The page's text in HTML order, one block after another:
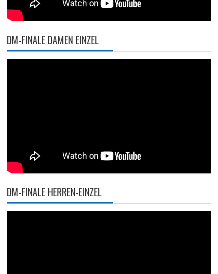
DM-FINALE DAMEN EINZEL
DM-FINALE HERREN-EINZEL